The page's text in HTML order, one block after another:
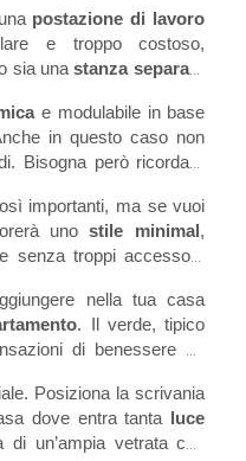
postazione di lavoro
e troppo costoso,
sia una stanza separata
per offrire la massima
ma anche per separare
il pc, dei libri
e modulabile in base
in questo caso non
Bisogna però ricordare
sedia da lavoro ti aiuterà
importanti, ma se vuoi
uno stile minimal ,
senza troppi accessori.
pace e tranquillità,
nella tua casa
. Il verde, tipico
di benessere ed
palme da salotto o piante
a sentirsi in un
al meglio.
Posiziona la scrivania
dove entra tanta luce
un’ampia vetrata con